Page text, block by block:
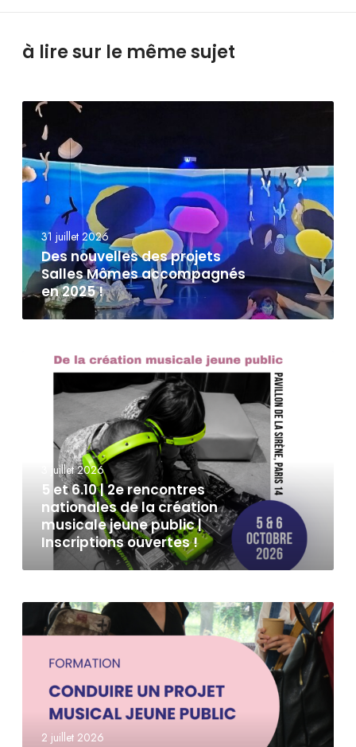
à lire sur le même sujet
31 juillet 2026
Des nouvelles des projets
Salles Mômes accompagnés
en 2025 !
3 juillet 2026
5 et 6.10 | 2e rencontres
nationales de la création
musicale jeune public |
Inscriptions ouvertes !
2 juillet 2026